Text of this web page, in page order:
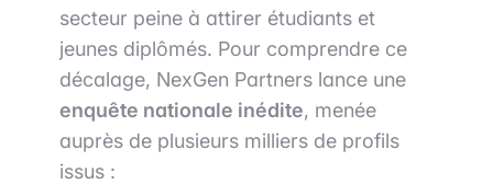
secteur peine à attirer étudiants et
jeunes diplômés. Pour comprendre ce
décalage, NexGen Partners lance une
enquête nationale inédite, menée
auprès de plusieurs milliers de profils
issus :